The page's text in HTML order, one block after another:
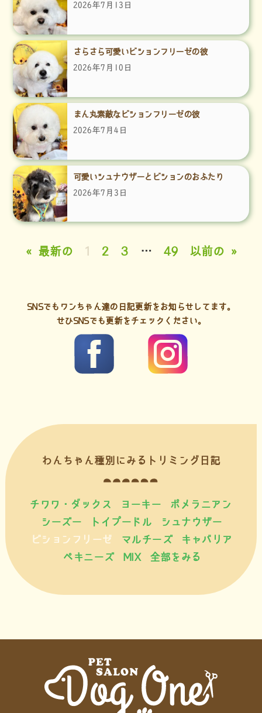
2026年7月13日
さらさら可愛いビションフリーゼの彼
2026年7月10日
まん丸素敵なビションフリーゼの彼
2026年7月4日
可愛いシュナウザーとビションのおふたり
2026年7月3日
« 最新の 1 2 3 … 49 以前の »
SNSでもワンちゃん達の日記更新をお知らせしてます。
せひSNSでも更新をチェックください。
わんちゃん種別にみるトリミング日記
チワワ・ダックス ヨーキー
ポメラニアン
シーズー
トイプードル
シュナウザー
ビションフリーゼ
マルチーズ
キャバリア
ペキニーズ
MIX 全部をみる